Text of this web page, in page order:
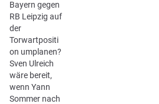
Bayern gegen
RB Leipzig auf
der
Torwartpositi
on umplanen?
Sven Ulreich
wäre bereit,
wenn Yann
Sommer nach